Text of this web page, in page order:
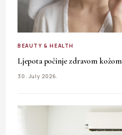
BEAUTY & HEALTH
Ljepota počinje zdravom kožom
30. July 2026.